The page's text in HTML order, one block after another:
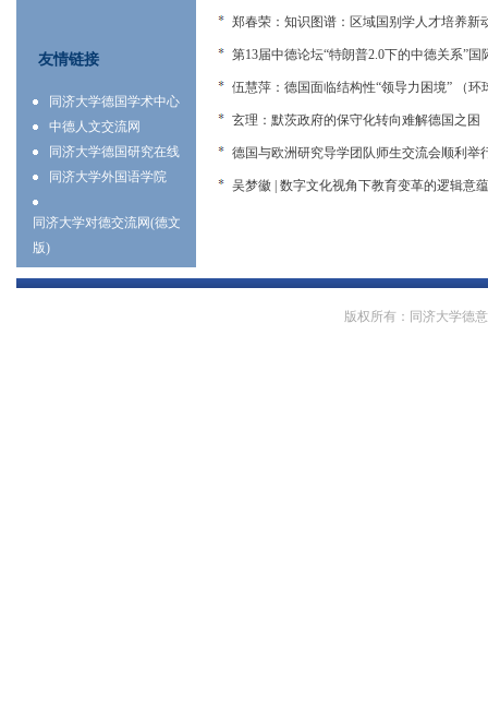
友情链接
同济大学德国学术中心
中德人文交流网
同济大学德国研究在线
同济大学外国语学院
同济大学对德交流网(德文
版)
郑春荣：知识图谱：区域国别学人才培养新
第13届中德论坛“特朗普2.0下的中德关系”国
伍慧萍：德国面临结构性“领导力困境” （环
玄理：默茨政府的保守化转向难解德国之困
德国与欧洲研究导学团队师生交流会顺利举
吴梦徽 | 数字文化视角下教育变革的逻辑
版权所有：同济大学德